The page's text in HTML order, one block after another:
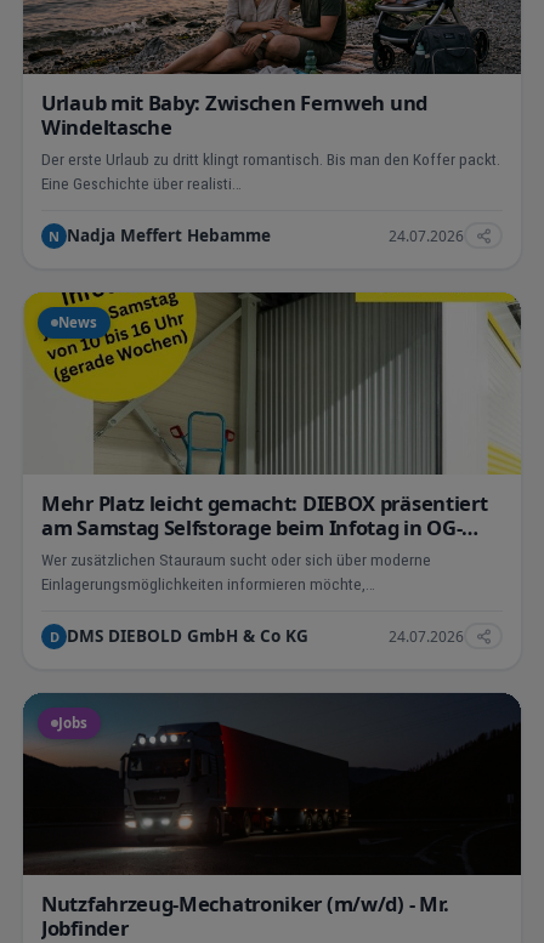
Urlaub mit Baby: Zwischen Fernweh und
Windeltasche
Der erste Urlaub zu dritt klingt romantisch. Bis man den Koffer packt.
Eine Geschichte über realisti…
N Nadja Meffert Hebamme 24.07.2026
News
Mehr Platz leicht gemacht: DIEBOX präsentiert
am Samstag Selfstorage beim Infotag in OG-
Elgersweier
Wer zusätzlichen Stauraum sucht oder sich über moderne
Einlagerungsmöglichkeiten informieren möchte,…
D DMS DIEBOLD GmbH & Co KG 24.07.2026
Jobs
Nutzfahrzeug-Mechatroniker (m/w/d) - Mr.
Jobfinder